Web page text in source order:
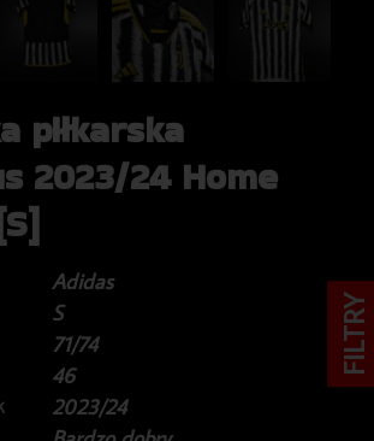
piłkarska
2023/24 Home
Adidas
S
71/74
46
2023/24
FILTRY